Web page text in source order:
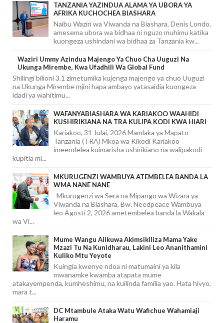
TANZANIA YAZINDUA ALAMA YA UBORA YA
AFRIKA KUCHOCHEA BIASHARA
Naibu Waziri wa Viwanda na Biashara, Denis Londo,
amesema ubora wa bidhaa ni nguzo muhimu katika
kuongeza ushindani wa bidhaa za Tanzania kw...
Waziri Ummy Azindua Majengo Ya Chuo Cha Uuguzi Na
Ukunga Mirembe, Kwa Ufadhili Wa Global Fund
Shilingi bilioni 3.1 zimetumika kujenga majengo ya chuo Uuguzi
na Ukunga Mirembe mjini hapa ambayo yatasaidia kuongeza
idadi ya wahitimu...
WAFANYABIASHARA WA KARIAKOO WAAHIDI
KUSHIRIKIANA NA TRA KULIPA KODI KWA HIARI
Kariakoo, 31 Julai, 2026 Mamlaka ya Mapato
Tanzania (TRA) Mkoa wa Kikodi Kariakoo
imeendelea kuimarisha ushirikiano na walipakodi
kupitia mi...
MKURUGENZI WAMBUYA ATEMBELEA BANDA LA
WMA NANE NANE
Mkurugenzi wa Sera na Mipango wa Wizara ya
Viwanda na Biashara, Bw. Needpeace Wambuya
leo Agosti 2, 2026 ametembelea banda la Wakala
wa Vi...
Mume Wangu Alikuwa Akimsikiliza Mama Yake
Mzazi Tu Na Kunidharau, Lakini Leo Ananithamini
Kuliko Mtu Yeyote
Kuingia kwenye ndoa ni matumaini ya kila
mwanamke kwamba atapata mume
atakayempenda, kumheshimu, na kuilinda familia yao. Hata hivyo,
mara t...
DC Mtambule Ataka Watu Wafichue Wahamiaji
Haramu